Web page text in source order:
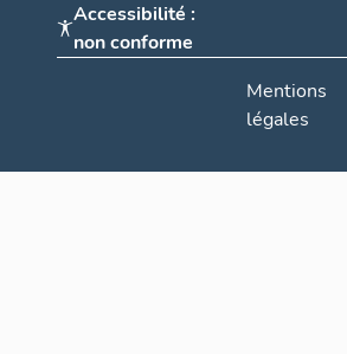
Accessibilité :
non conforme
Mentions
légales